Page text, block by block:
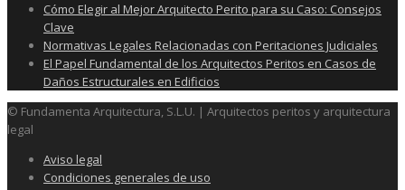
Cómo Elegir al Mejor Arquitecto Perito para su Caso: Consejos
Clave
Normativas Legales Relacionadas con Peritaciones Judiciales
El Papel Fundamental de los Arquitectos Peritos en Casos de
Daños Estructurales en Edificios
© Fundamenta Arquitectura, S.L.U. | Arquitectos peritos y arquitectura
legal
Aviso legal
Condiciones generales de uso